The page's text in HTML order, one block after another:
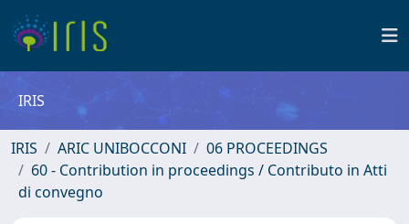
IRIS
IRIS ARIC UNIBOCCONI
06 PROCEEDINGS
60 - Contribution in proceedings / Contributo in Atti
di convegno